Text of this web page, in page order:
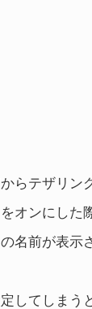
らテザリン
オンにした
名前が表示
してしまう